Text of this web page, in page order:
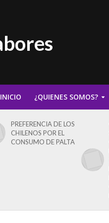
INICIO ¿QUIENES SOMOS?
PREFERENCIA DE LOS
CHILENOS POR EL
CONSUMO DE PALTA